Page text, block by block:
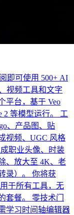
即可使用 500+ AI
视频工具和文字
平台，基于 Veo
2 等模型运行。 工
、产品图、贴
视频、UGC 风格
职业头像、时装
、放大至 4K、老
录）。 你将获
于所有工具，无
套餐。 零技术门
学习时间轴编辑器